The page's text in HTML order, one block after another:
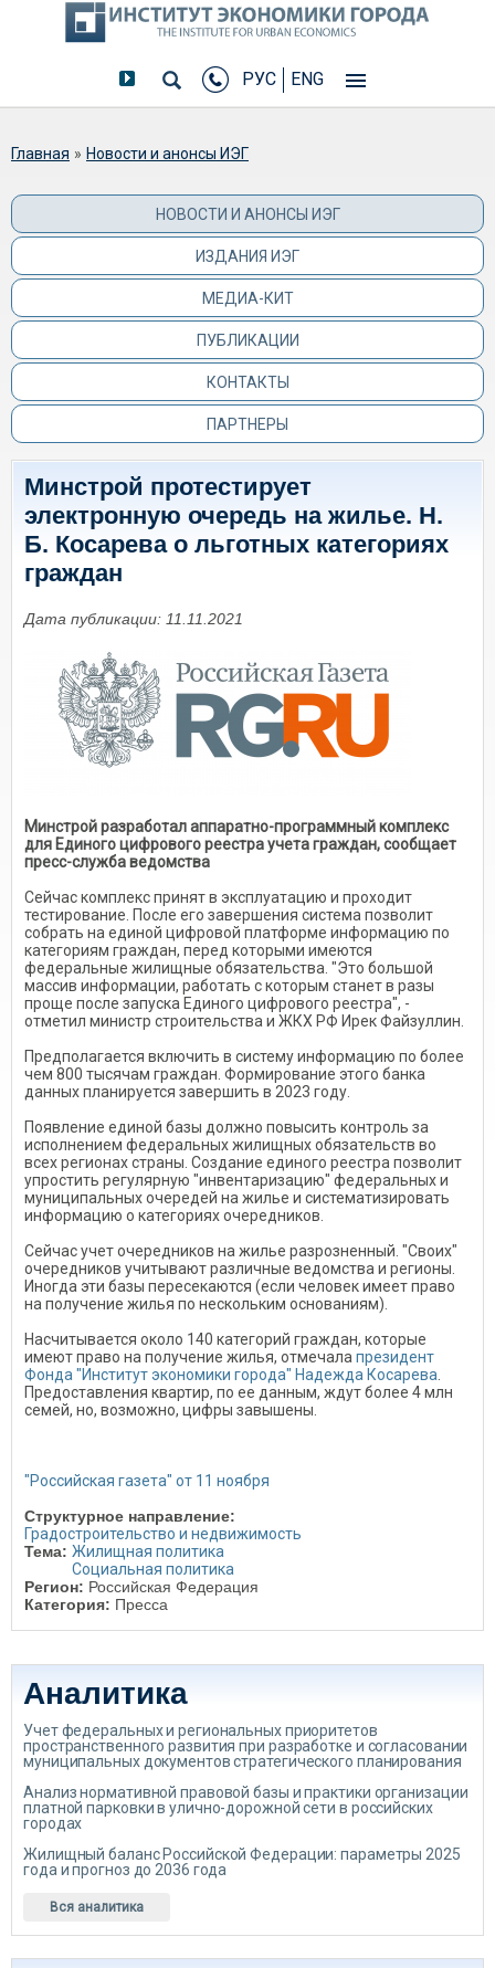
РУС ENG
Вы здесь
Главная » Новости и анонсы ИЭГ
НОВОСТИ И АНОНСЫ ИЭГ
ИЗДАНИЯ ИЭГ
МЕДИА-КИТ
ПУБЛИКАЦИИ
КОНТАКТЫ
ПАРТНЕРЫ
Минстрой протестирует
электронную очередь на жилье. Н.
Б. Косарева о льготных категориях
граждан
Дата публикации: 11.11.2021
Минстрой разработал аппаратно-программный комплекс
для Единого цифрового реестра учета граждан, сообщает
пресс-служба ведомства
Сейчас комплекс принят в эксплуатацию и проходит
тестирование. После его завершения система позволит
собрать на единой цифровой платформе информацию по
категориям граждан, перед которыми имеются
федеральные жилищные обязательства. "Это большой
массив информации, работать с которым станет в разы
проще после запуска Единого цифрового реестра", -
отметил министр строительства и ЖКХ РФ Ирек Файзуллин.
Предполагается включить в систему информацию по более
чем 800 тысячам граждан. Формирование этого банка
данных планируется завершить в 2023 году.
Появление единой базы должно повысить контроль за
исполнением федеральных жилищных обязательств во
всех регионах страны. Создание единого реестра позволит
упростить регулярную "инвентаризацию" федеральных и
муниципальных очередей на жилье и систематизировать
информацию о категориях очередников.
Сейчас учет очередников на жилье разрозненный. "Своих"
очередников учитывают различные ведомства и регионы.
Иногда эти базы пересекаются (если человек имеет право
на получение жилья по нескольким основаниям).
Насчитывается около 140 категорий граждан, которые
имеют право на получение жилья, отмечала президент
Фонда "Институт экономики города" Надежда Косарева
Предоставления квартир, по ее данным, ждут более 4 млн
семей, но, возможно, цифры завышены.
"Российская газета" от 11 ноября
Структурное направление:
Градостроительство и недвижимость
Тема: Жилищная политика
Социальная политика
Регион: Российская Федерация
Категория: Пресса
Аналитика
Учет федеральных и региональных приоритетов
пространственного развития при разработке и согласовании
муниципальных документов стратегического планирования
Анализ нормативной правовой базы и практики организации
платной парковки в улично-дорожной сети в российских
городах
Жилищный баланс Российской Федерации: параметры 2025
года и прогноз до 2036 года
Вся аналитика